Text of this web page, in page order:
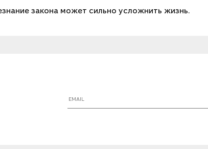
закона может сильно усложнить жизнь.